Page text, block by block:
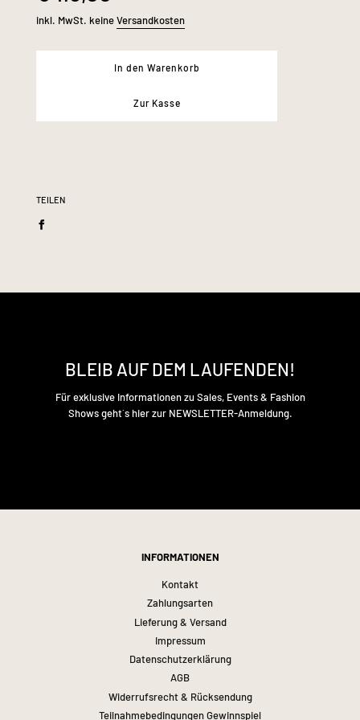
Knopfleiste auf Brusthöhe
Weisse Perlenknöpfe
inkl. MwSt. keineVersandkosten
In den Warenkorb
Zur Kasse
TEILEN
BLEIB AUF DEM LAUFENDEN!
Für exklusive Informationen zu Sales, Events & Fashion
Shows geht´s hier zur NEWSLETTER-Anmeldung.
INFORMATIONEN
Kontakt
Zahlungsarten
Lieferung & Versand
Impressum
Datenschutzerklärung
AGB
Widerrufsrecht & Rücksendung
Teilnahmebedingungen Gewinnspiel